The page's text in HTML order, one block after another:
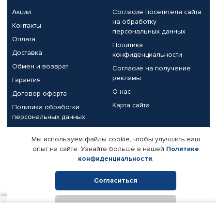
Акции
Контакты
Оплата
Доставка
Обмен и возврат
Гарантия
Договор-оферта
Политика обработки
персональных данных
Согласие посетителя сайта
на обработку
персональных данных
Политика
конфиденциальности
Согласие на получение
рекламы
О нас
Карта сайта
Партнерам
Корпоративным клиентам
Поставщикам
Реквизиты компании
Мы используем файлы cookie, чтобы улучшить ваш
опыт на сайте. Узнайте больше в нашей Политике
конфиденциальности.
Согласиться